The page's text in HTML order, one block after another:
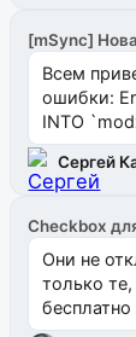
[mSync]
Всем
ошибки:
INTO
`uuid_1c`)
Сергей
Checkbox
Они не
только